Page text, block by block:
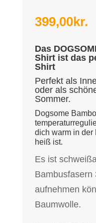
399,00kr.
Das
Shirt ist das
Shirt
Perfekt als
oder als
Sommer.
Dogsome
dich warm in der
heiß ist.
Es ist
Bambusfasern
aufnehmen
Baumwolle.